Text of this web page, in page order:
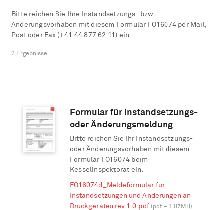
Bitte reichen Sie Ihre Instandsetzungs- bzw.
Änderungsvorhaben mit diesem Formular FO16074 per Mail,
Post oder Fax (+41 44 877 62 11) ein.
2 Ergebnisse
Formular für Instandsetzungs-
oder Änderungsmeldung
Bitte reichen Sie Ihr Instandsetzungs-
oder Änderungsvorhaben mit diesem
Formular FO16074 beim
Kesselinspektorat ein.
FO16074d_Meldeformular für
Instandsetzungen und Änderungen an
Druckgeräten rev 1.0.pdf (pdf – 1.07MB)